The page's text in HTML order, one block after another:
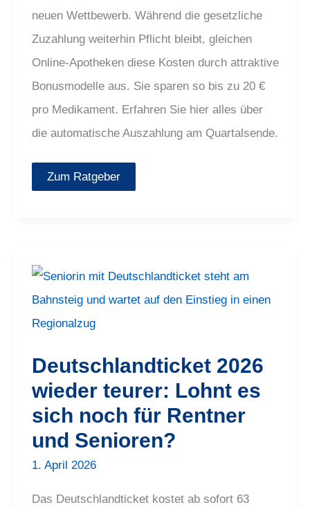
neuen Wettbewerb. Während die gesetzliche
Zuzahlung weiterhin Pflicht bleibt, gleichen
Online-Apotheken diese Kosten durch attraktive
Bonusmodelle aus. Sie sparen so bis zu 20 €
pro Medikament. Erfahren Sie hier alles über
die automatische Auszahlung am Quartalsende.
Zum Ratgeber
Deutschlandticket 2026
wieder teurer: Lohnt es
sich noch für Rentner
und Senioren?
1. April 2026
Das Deutschlandticket kostet ab sofort 63
Deutschlandticket
2026
wieder
teurer:
Lohnt
es
für
Rentner
und
Senioren?